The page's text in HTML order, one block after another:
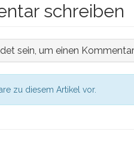
schreiben
sein, um einen
zu diesem Artikel vor.